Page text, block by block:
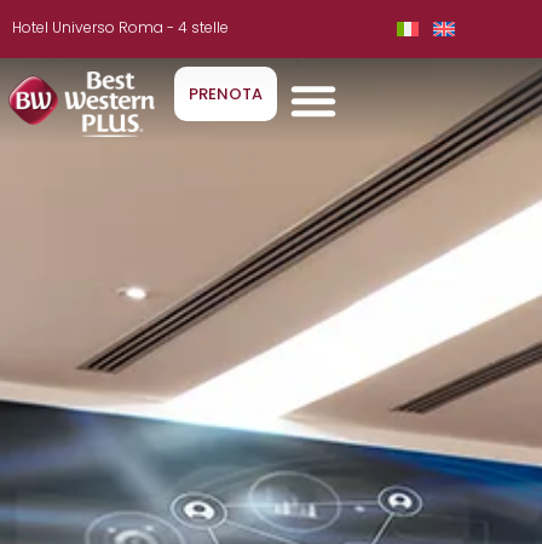
Hotel Universo Roma - 4 stelle
PRENOTA